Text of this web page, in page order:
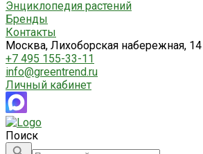
Энциклопедия растений
Бренды
Контакты
Москва, Лихоборская набережная, 14
+7 495 155-33-11
info@greentrend.ru
Личный кабинет
Поиск